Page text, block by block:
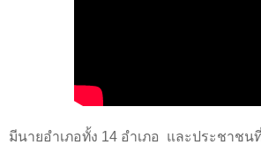
มีนายอำเภอทั้ง 14 อำเภอ และประชาชน